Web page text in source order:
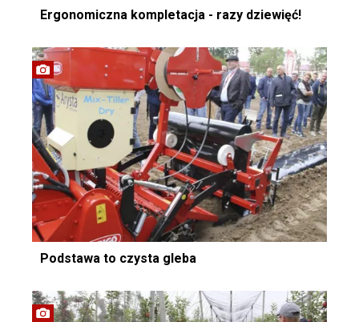
Ergonomiczna kompletacja - razy dziewięć!
Podstawa to czysta gleba